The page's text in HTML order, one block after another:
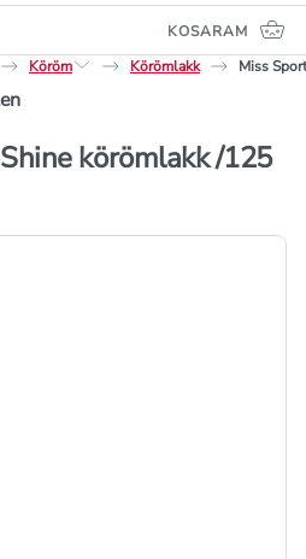
KOSARAM
Köröm Körömlakk Miss
körömlakk /125